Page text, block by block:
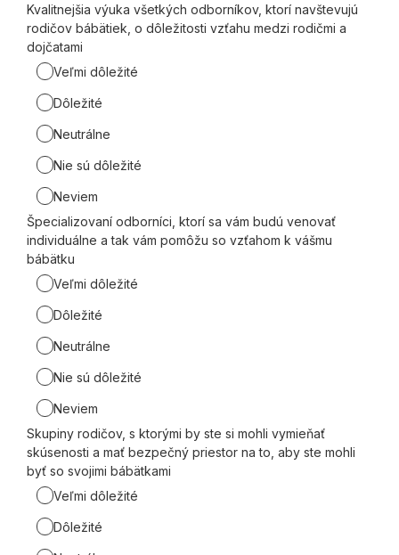
Kvalitnejšia výuka všetkých odborníkov, ktorí navštevujú
rodičov bábätiek, o dôležitosti vzťahu medzi rodičmi a
dojčatami
Veľmi dôležité
Dôležité
Neutrálne
Nie sú dôležité
Neviem
Špecializovaní odborníci, ktorí sa vám budú venovať
individuálne a tak vám pomôžu so vzťahom k vášmu
bábätku
Veľmi dôležité
Dôležité
Neutrálne
Nie sú dôležité
Neviem
Skupiny rodičov, s ktorými by ste si mohli vymieňať
skúsenosti a mať bezpečný priestor na to, aby ste mohli
byť so svojimi bábätkami
Veľmi dôležité
Dôležité